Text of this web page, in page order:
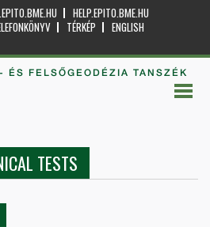
HELP.EPITO.BME.HU
TÉRKÉP
ENGLISH
ÉS FELSŐGEODÉZIA TANSZÉK
TESTS